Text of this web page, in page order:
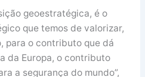
geoestratégica, é o
que temos de valorizar,
para o contributo que dá
da Europa, o contributo
a segurança do mundo”,